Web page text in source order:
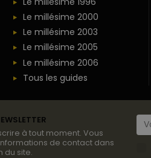
Le millésime 2000
Le millésime 2003
Le millésime 2005
Le millésime 2006
Tous les guides
à tout moment. Vous
de contact dans
du site.